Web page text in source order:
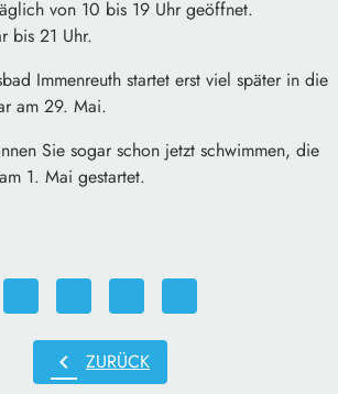
von 10 bis 19 Uhr geöffnet.
bis 21 Uhr.
Immenreuth startet erst viel später in die
am 29. Mai.
Sie sogar schon jetzt schwimmen, die
1. Mai gestartet.
chevron_left ZURÜCK